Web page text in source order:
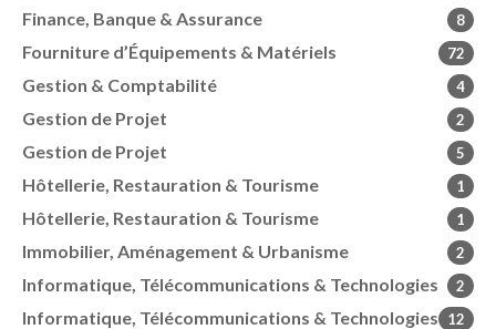
Finance, Banque & Assurance 8
Fourniture d’Équipements & Matériels 72
Gestion & Comptabilité 4
Gestion de Projet 2
Gestion de Projet 5
Hôtellerie, Restauration & Tourisme 1
Hôtellerie, Restauration & Tourisme 1
Immobilier, Aménagement & Urbanisme 2
Informatique, Télécommunications & Technologies 2
Informatique, Télécommunications & Technologies 12